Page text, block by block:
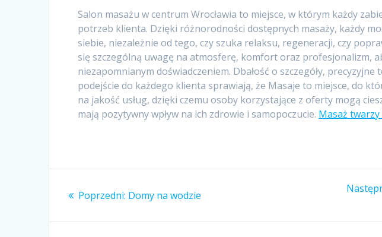
Salon masażu w centrum Wrocławia to miejsce, w którym każdy
potrzeb klienta. Dzięki różnorodności dostępnych masaży, każdy
siebie, niezależnie od tego, czy szuka relaksu, regeneracji, czy
się szczególną uwagę na atmosferę, komfort oraz profesjonalizm,
niezapomnianym doświadczeniem. Dbałość o szczegóły,
podejście do każdego klienta sprawiają, że Masaje to miejsce, do
na jakość usług, dzięki czemu osoby korzystające z oferty mogą
mają pozytywny wpływ na ich zdrowie i samopoczucie. Masaż
wpisu
Poprzedni: Poprzedni
Domy na wodzie